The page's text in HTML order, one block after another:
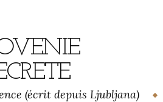
(écrit depuis Ljubljana)